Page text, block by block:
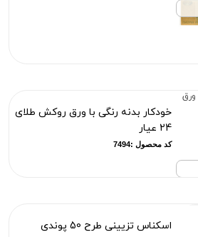
خودکار بدنه رنگی با ورق روکش طلای
24 عیار
کد محصول :7494
اسکناس تزیینی طرح 50 پوندی